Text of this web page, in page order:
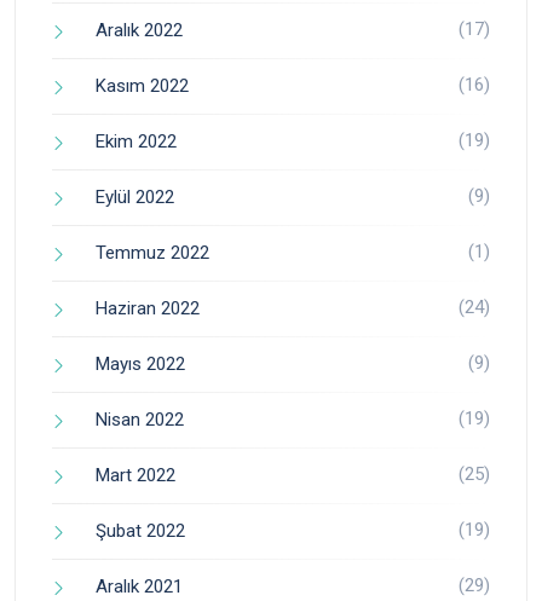
Aralık 2022 (17)
Kasım 2022 (16)
Ekim 2022 (19)
Eylül 2022 (9)
Temmuz 2022 (1)
Haziran 2022 (24)
Mayıs 2022 (9)
Nisan 2022 (19)
Mart 2022 (25)
Şubat 2022 (19)
Aralık 2021 (29)